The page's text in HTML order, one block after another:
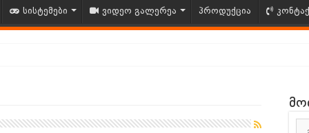
სისტემები ვიდეო გალერეა პროდუქცია
Vince Zampella გარდაიცვალა | 12/212025